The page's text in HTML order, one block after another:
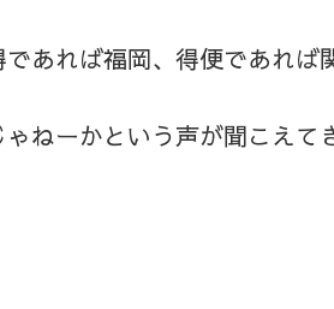
あれば福岡、得便であれば
ねーかという声が聞こえて